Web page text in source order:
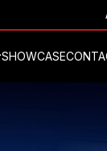
SHOWCASE